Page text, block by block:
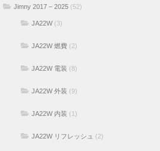
Jimny 2017 – 2025 (52)
JA22W(3)
JA22W 燃費 (2)
JA22W 電装 (8)
JA22W 外装 (9)
JA22W 内装 (1)
JA22W リフレッシュ (2)